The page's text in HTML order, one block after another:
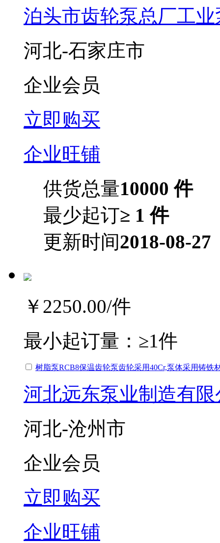
泊头市齿轮泵总厂工
河北-石家庄市
企业会员
立即购买
企业旺铺
供货总量10000 件
最少起订≥ 1 件
更新时间2018-08-27
￥2250.00/件
最小起订量： ≥1件
树脂泵RCB8保温齿轮泵齿轮采用40Cr,泵体采用铸铁
河北远东泵业制造有限
河北-沧州市
企业会员
立即购买
企业旺铺